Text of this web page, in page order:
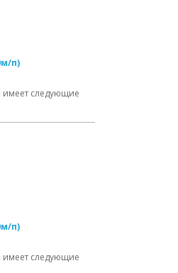
п)
имеет следующие
п)
имеет следующие